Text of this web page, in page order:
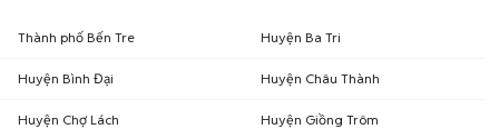
Thành phố Bến Tre Huyện Ba Tri
Huyện Bình Đại Huyện Châu Thành
Huyện Chợ Lách Huyện Giồng Trôm